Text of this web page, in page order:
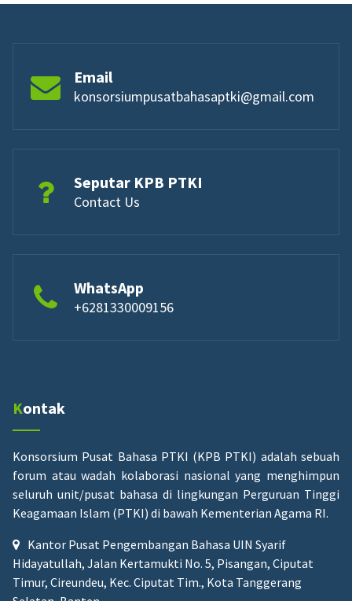
Email
konsorsiumpusatbahasaptki@gmail.com
Seputar KPB PTKI
Contact Us
WhatsApp
+6281330009156
Kontak
Konsorsium Pusat Bahasa PTKI (KPB PTKI) adalah sebuah
forum atau wadah kolaborasi nasional yang menghimpun
seluruh unit/pusat bahasa di lingkungan Perguruan Tinggi
Keagamaan Islam (PTKI) di bawah Kementerian Agama RI.
Kantor Pusat Pengembangan Bahasa UIN Syarif
Hidayatullah, Jalan Kertamukti No. 5, Pisangan, Ciputat
Timur, Cireundeu, Kec. Ciputat Tim., Kota Tanggerang